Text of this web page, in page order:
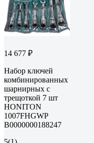
14 677 ₽
Набор ключей
комбинированных
шарнирных с
трещоткой 7 шт
HONITON
1007FHGWP
В0000000188247